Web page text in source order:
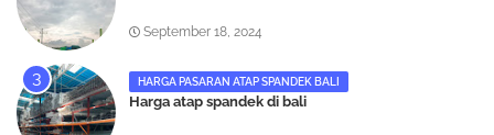
September 18, 2024
HARGA PASARAN ATAP SPANDEK BALI
Harga atap spandek di bali